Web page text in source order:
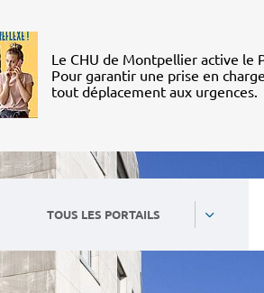
Le CHU de Montpellier active le
Pour garantir une prise en
tout déplacement aux urgences.
TOUS LES PORTAILS